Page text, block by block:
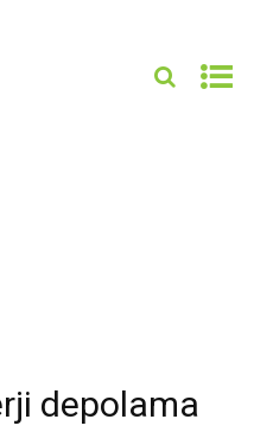
depolama